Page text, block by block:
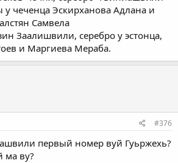
у чеченца Эскирханова Адлана и
Самвела
Заалишвили, серебро у эстонца,
и Маргиева Мераба.
#376
первый номер вуй Гуьржехь?
ма ву?